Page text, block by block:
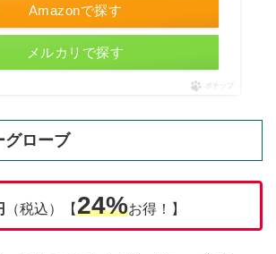
Amazonで探す
メルカリで探す
ポチップ
グローブ
（税込）【24%お得！】